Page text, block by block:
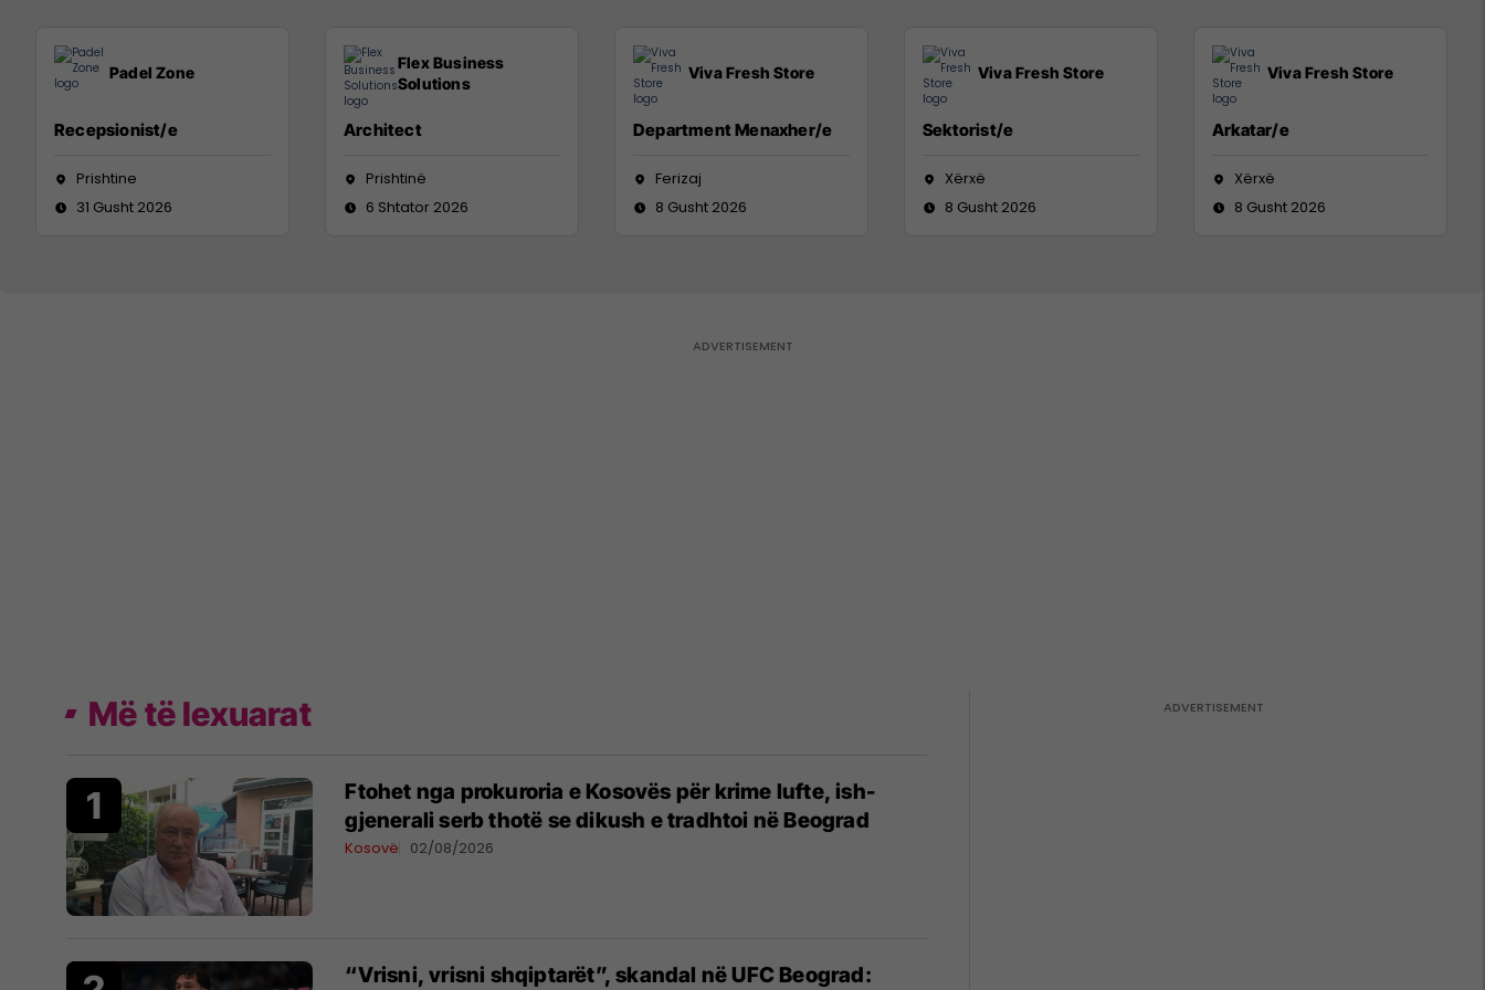
Padel Zone
Recepsionist/e
Prishtine
31 Gusht 2026
Flex Business
Solutions
Architect
Prishtinë
6 Shtator 2026
Viva Fresh Store
Department Menaxher/e
Ferizaj
8 Gusht 2026
Viva Fresh Store
Sektorist/e
Xërxë
8 Gusht 2026
Viva Fresh Store
Arkatar/e
Xërxë
8 Gusht 2026
Më të lexuarat
Ftohet nga prokuroria e Kosovës për krime lufte, ish-
gjenerali serb thotë se dikush e tradhtoi në Beograd
Kosovë 02/08/2026
“Vrisni, vrisni shqiptarët”, skandal në UFC Beograd: